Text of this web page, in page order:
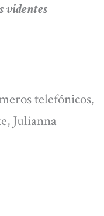
videntes
telefónicos,
Julianna